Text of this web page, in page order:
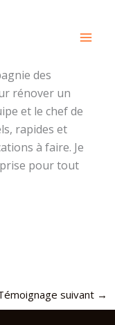
des
rénover un
et le chef de
rapides et
à faire. Je
pour tout
suivant →